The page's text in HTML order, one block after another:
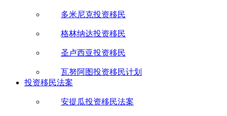
多米尼克投资移民
格林纳达投资移民
圣卢西亚投资移民
瓦努阿图投资移民计划
投资移民法案
安提瓜投资移民法案